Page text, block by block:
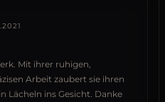
Mit ihrer ruhigen,
Arbeit zaubert sie ihren
Lächeln ins Gesicht. Danke